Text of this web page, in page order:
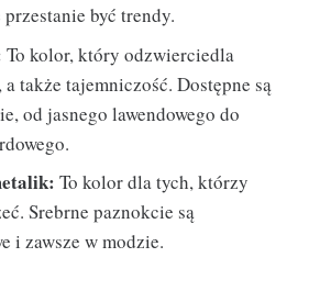
być trendy.
To kolor, który odzwierciedla
także tajemniczość. Dostępne są
od jasnego lawendowego do
To kolor dla tych, którzy
Srebrne paznokcie są
i zawsze w modzie.